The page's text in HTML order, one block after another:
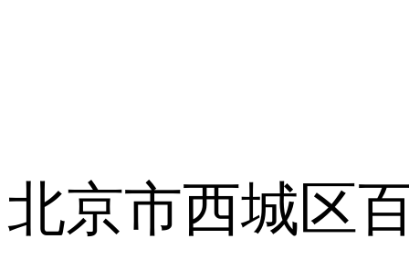
北京市西城区